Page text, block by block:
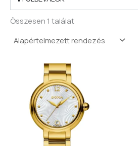
Összesen 1 találat